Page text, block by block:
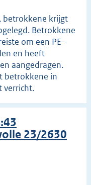
betrokkene krijgt
Betrokkene
om een PE-
en heeft
aangedragen.
betrokkene in
verricht.
23/2630